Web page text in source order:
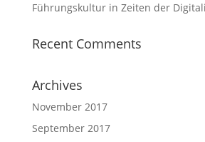
Führungskultur in Zeiten der
Recent Comments
Archives
November 2017
September 2017